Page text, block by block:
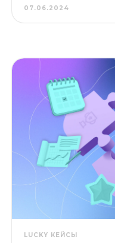
07.06.2024
LUCKY КЕЙСЫ